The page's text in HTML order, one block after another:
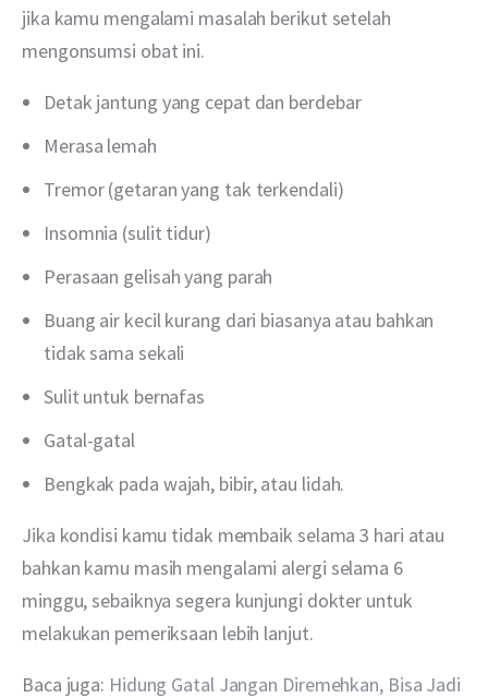
jika kamu mengalami masalah berikut setelah
mengonsumsi obat ini.
Detak jantung yang cepat dan berdebar
Merasa lemah
Tremor (getaran yang tak terkendali)
Insomnia (sulit tidur)
Perasaan gelisah yang parah
Buang air kecil kurang dari biasanya atau bahkan
tidak sama sekali
Sulit untuk bernafas
Gatal-gatal
Bengkak pada wajah, bibir, atau lidah.
Jika kondisi kamu tidak membaik selama 3 hari atau
bahkan kamu masih mengalami alergi selama 6
minggu, sebaiknya segera kunjungi dokter untuk
melakukan pemeriksaan lebih lanjut.
Baca juga: Hidung Gatal Jangan Diremehkan, Bisa Jadi